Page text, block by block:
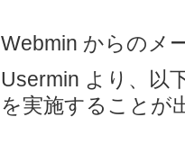
Webmin からのメ
Usermin より、以
を実施することが